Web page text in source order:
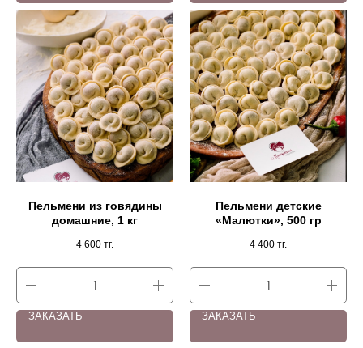
Пельмени из говядины
домашние, 1 кг
4 600 тг.
ЗАКАЗАТЬ
Пельмени детские
«Малютки», 500 гр
4 400 тг.
ЗАКАЗАТЬ